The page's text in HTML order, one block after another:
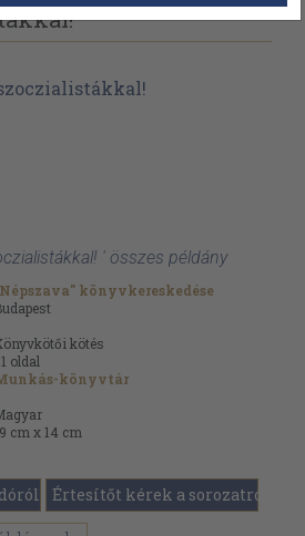
' összes példány
könyvkereskedése
kötés
oldal
könyvtár
cm x 14 cm
Értesítőt kérek a sorozatról